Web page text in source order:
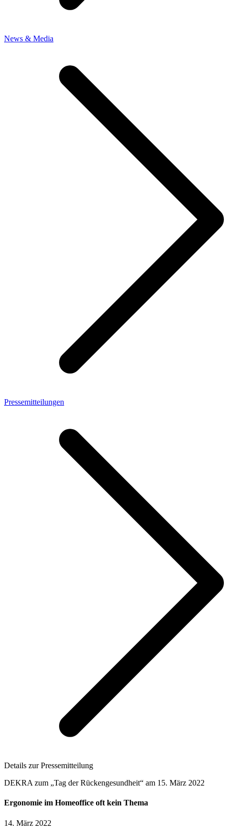
News & Media
Pressemitteilungen
Details zur Pressemitteilung
DEKRA zum „Tag der Rückengesundheit“ am 15. März 2022
Ergonomie im Homeoffice oft kein Thema
14. März 2022